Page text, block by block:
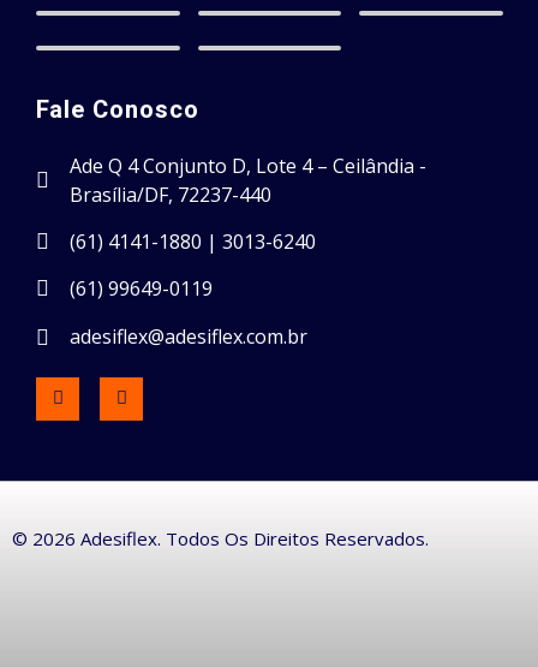
Fale Conosco
Ade Q 4 Conjunto D, Lote 4 – Ceilândia -
Brasília/DF, 72237-440
(61) 4141-1880 | 3013-6240
(61) 99649-0119
adesiflex@adesiflex.com.br
© 2026 Adesiflex. Todos Os Direitos Reservados.